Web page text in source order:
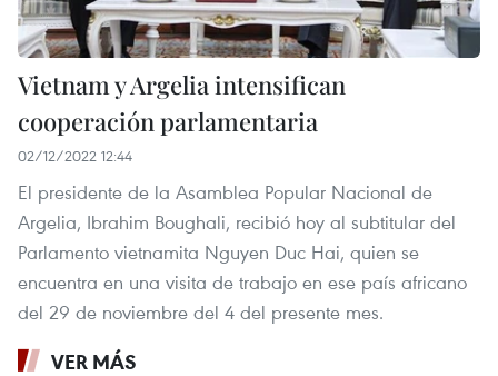
Vietnam y Argelia intensifican
cooperación parlamentaria
02/12/2022 12:44
El presidente de la Asamblea Popular Nacional de
Argelia, Ibrahim Boughali, recibió hoy al subtitular del
Parlamento vietnamita Nguyen Duc Hai, quien se
encuentra en una visita de trabajo en ese país africano
del 29 de noviembre del 4 del presente mes.
VER MÁS